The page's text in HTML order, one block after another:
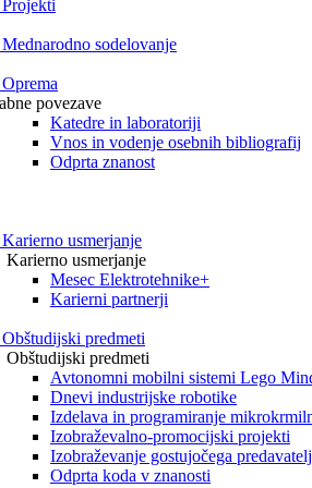
Projekti
Mednarodno sodelovanje
Oprema
povezave
Katedre in laboratoriji
Vnos in vodenje osebnih bibliografij
Odprta znanost
Karierno usmerjanje
Karierno usmerjanje
Mesec Elektrotehnike+
Karierni partnerji
Obštudijski predmeti
Obštudijski predmeti
Avtonomni mobilni sistemi Lego
Dnevi industrijske robotike
Izdelava in programiranje
Izobraževalno-promocijski projekti
Izobraževanje gostujočega
Odprta koda v znanosti